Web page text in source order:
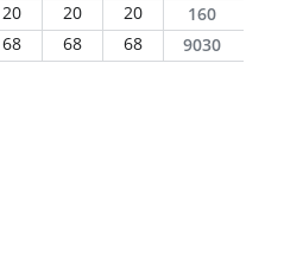
20 20 20
160
68 68 68 9030